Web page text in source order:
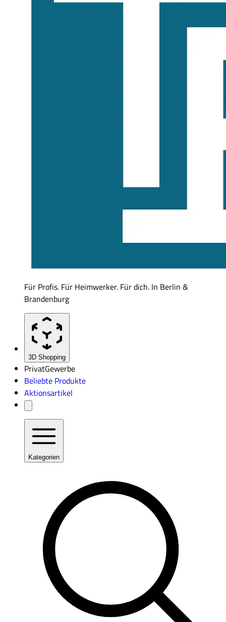
Für Profis. Für Heimwerker. Für dich. In Berlin &
Brandenburg
3D Shopping
PrivatGewerbe
Beliebte Produkte
Aktionsartikel
Kategorien